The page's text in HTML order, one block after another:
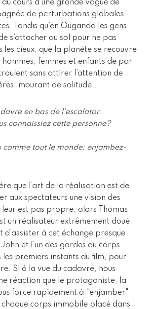
au cours d’une grande vague de
de perturbations globales
Tandis qu’en Ouganda les gens
s’attacher au sol pour ne pas
les cieux, que la planète se recouvre
hommes, femmes et enfants de par
sans attirer l’attention de
mourant de solitude...
en bas de l'escalator.
connaissiez cette personne?
comme tout le monde: enjambez-
que l’art de la réalisation est de
aux spectateurs une vision des
leur est pas propre, alors Thomas
un réalisateur extrêmement doué.
d’assister à cet échange presque
et l’un des gardes du corps
les premiers instants du film, pour
Si à la vue du cadavre, nous
réaction que le protagoniste, la
force rapidement à "enjamber",
corps immobile placé dans